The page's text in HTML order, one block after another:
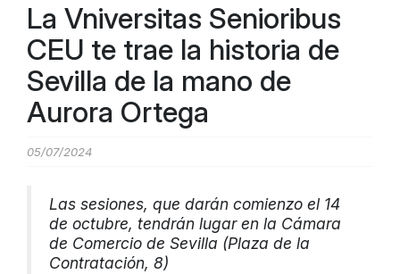
La Vniversitas Senioribus
CEU te trae la historia de
Sevilla de la mano de
Aurora Ortega
05/07/2024
Las sesiones, que darán comienzo el 14
de octubre, tendrán lugar en la Cámara
de Comercio de Sevilla (Plaza de la
Contratación, 8)